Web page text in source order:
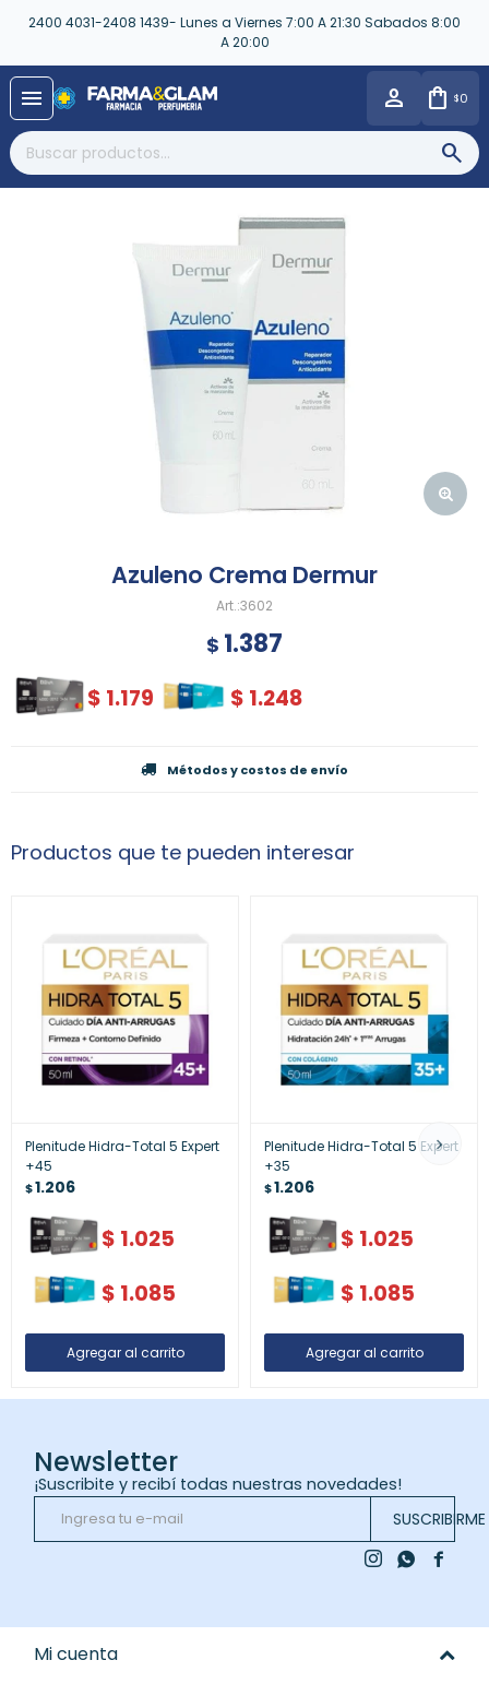
2400 4031-2408 1439- Lunes a Viernes 7:00 A 21:30 Sabados 8:00
A 20:00
menu $0
Azuleno Crema Dermur
3602
$ 1.387
$ 1.179 $ 1.248
Métodos y costos de envío
Productos que te pueden interesar
Plenitude Hidra-Total 5 Expert
+45
$1.206
$ 1.025
$ 1.085
Plenitude Hidra-Total 5 Expert
+35
$1.206
$ 1.025
$ 1.085
Newsletter
¡Suscribite y recibí todas nuestras novedades!
SUSCRIBIRME

 
Mi cuenta